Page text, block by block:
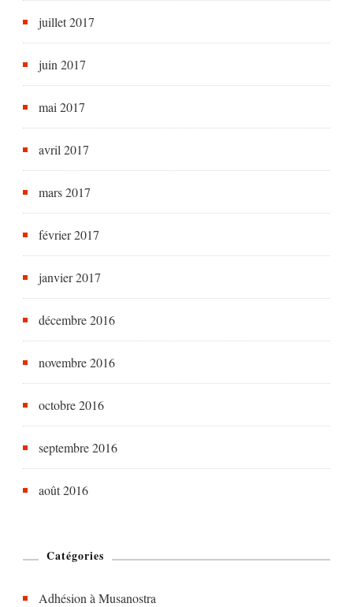
juillet 2017
juin 2017
mai 2017
avril 2017
mars 2017
février 2017
janvier 2017
décembre 2016
novembre 2016
octobre 2016
septembre 2016
août 2016
Catégories
Adhésion à Musanostra